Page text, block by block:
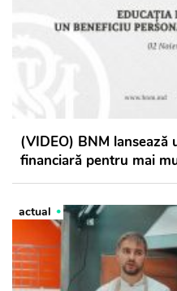
(VIDEO) BNM lansează
financiară pentru mai
actual